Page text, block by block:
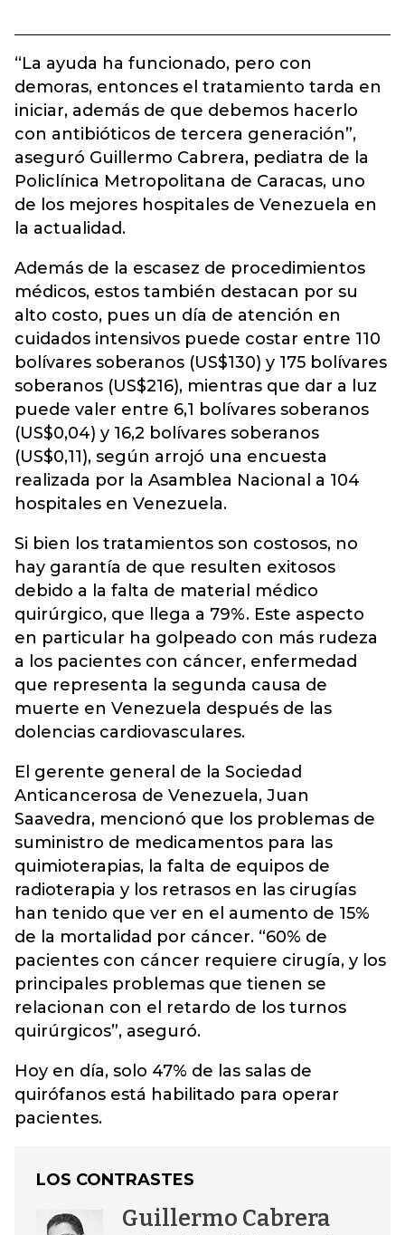
“La ayuda ha funcionado, pero con
demoras, entonces el tratamiento tarda en
iniciar, además de que debemos hacerlo
con antibióticos de tercera generación”,
aseguró Guillermo Cabrera, pediatra de la
Policlínica Metropolitana de Caracas, uno
de los mejores hospitales de Venezuela en
la actualidad.
Además de la escasez de procedimientos
médicos, estos también destacan por su
alto costo, pues un día de atención en
cuidados intensivos puede costar entre 110
bolívares soberanos (US$130) y 175 bolívares
soberanos (US$216), mientras que dar a luz
puede valer entre 6,1 bolívares soberanos
(US$0,04) y 16,2 bolívares soberanos
(US$0,11), según arrojó una encuesta
realizada por la Asamblea Nacional a 104
hospitales en Venezuela.
Si bien los tratamientos son costosos, no
hay garantía de que resulten exitosos
debido a la falta de material médico
quirúrgico, que llega a 79%. Este aspecto
en particular ha golpeado con más rudeza
a los pacientes con cáncer, enfermedad
que representa la segunda causa de
muerte en Venezuela después de las
dolencias cardiovasculares.
El gerente general de la Sociedad
Anticancerosa de Venezuela, Juan
Saavedra, mencionó que los problemas de
suministro de medicamentos para las
quimioterapias, la falta de equipos de
radioterapia y los retrasos en las cirugías
han tenido que ver en el aumento de 15%
de la mortalidad por cáncer. “60% de
pacientes con cáncer requiere cirugía, y los
principales problemas que tienen se
relacionan con el retardo de los turnos
quirúrgicos”, aseguró.
Hoy en día, solo 47% de las salas de
quirófanos está habilitado para operar
pacientes.
LOS CONTRASTES
Guillermo Cabrera